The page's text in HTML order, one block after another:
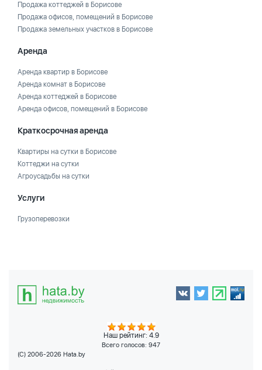
Продажа коттеджей в Борисове
Продажа офисов, помещений в Борисове
Продажа земельных участков в Борисове
Аренда
Аренда квартир в Борисове
Аренда комнат в Борисове
Аренда коттеджей в Борисове
Аренда офисов, помещений в Борисове
Краткосрочная аренда
Квартиры на сутки в Борисове
Коттеджи на сутки
Агроусадьбы на сутки
Услуги
Грузоперевозки
Наш рейтинг: 4.9
Всего голосов: 947
(C) 2006-2026 Hata.by